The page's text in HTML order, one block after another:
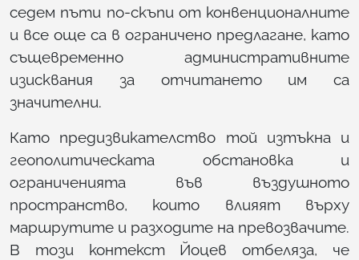
седем пъти по-скъпи от конвенционалните
и все още са в ограничено предлагане, като
същевременно административните
изисквания за отчитането им са
значителни.
Като предизвикателство той изтъкна и
геополитическата обстановка и
ограниченията във въздушното
пространство, които влияят върху
маршрутите и разходите на превозвачите.
В този контекст Йоцев отбеляза, че